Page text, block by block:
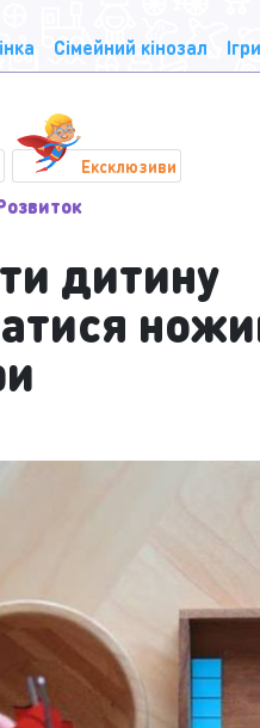
Сімейний кінозал
Ексклюзиви
дитину